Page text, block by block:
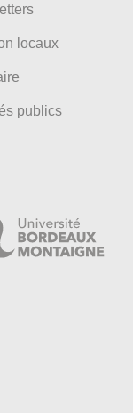
locaux
publics